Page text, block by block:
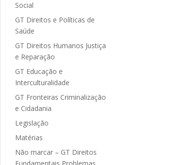
Social
GT Direitos e Políticas de
Saúde
GT Direitos Humanos Justiça
e Reparação
GT Educação e
Interculturalidade
GT Fronteiras Criminalização
e Cidadania
Legislação
Matérias
Não marcar – GT Direitos